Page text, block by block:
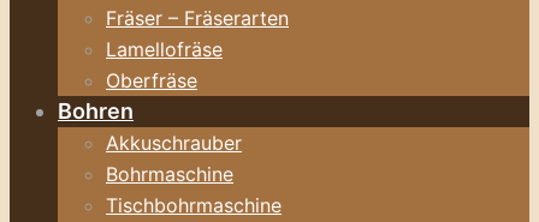
Fräser – Fräserarten
Lamellofräse
Oberfräse
Bohren
Akkuschrauber
Bohrmaschine
Tischbohrmaschine